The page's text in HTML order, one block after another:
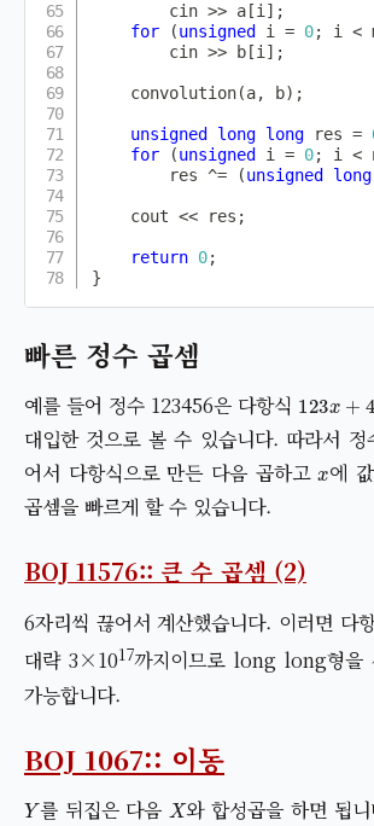
        cin
>> a[i ] ;
for
(unsigned i = 0; i <
        cin
>> b[i ] ;
convolution(a, b) ;
unsigned long long res =
for
(unsigned i = 0; i <
        res
^= (unsigned long
    cout
<< res ;
return 0;
}
빠른 정수 곱셈
예를 들어 정수 123456은 다항식
대입한 것으로 볼 수 있습니다. 따라서
어서 다항식으로 만든 다음 곱하고x 에
곱셈을 빠르게 할 수 있습니다.
BOJ 11576:: 큰 수 곱셈 (2)
6자리씩 끊어서 계산했습니다. 이러면 다
대략 3×1017까지이므로 long long형을
가능합니다.
BOJ 1067:: 이동
Y를 뒤집은 다음X와 합성곱을 하면 됩